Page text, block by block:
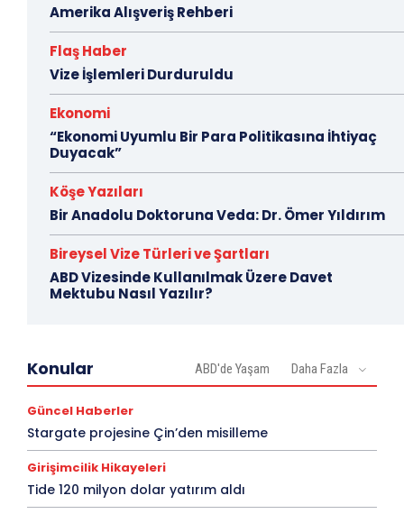
Amerika Alışveriş Rehberi
Flaş Haber
Vize İşlemleri Durduruldu
Ekonomi
“Ekonomi Uyumlu Bir Para Politikasına İhtiyaç
Duyacak”
Köşe Yazıları
Bir Anadolu Doktoruna Veda: Dr. Ömer Yıldırım
Bireysel Vize Türleri ve Şartları
ABD Vizesinde Kullanılmak Üzere Davet
Mektubu Nasıl Yazılır?
Konular ABD'de Yaşam Daha Fazla
Güncel Haberler
Stargate projesine Çin’den misilleme
Girişimcilik Hikayeleri
Tide 120 milyon dolar yatırım aldı